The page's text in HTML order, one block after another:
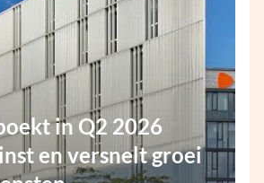
in Q2 2026
en versnelt groei